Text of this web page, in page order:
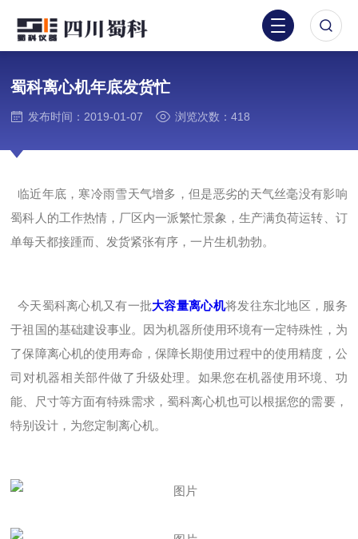
蜀科离心机年底发货忙
发布时间：2019-01-07 浏览次数：418
临近年底，寒冷雨雪天气增多，但是恶劣的天气丝毫没有影响
蜀科人的工作热情，厂区内一派繁忙景象，生产满负荷运转、订
单每天都接踵而、发货紧张有序，一片生机勃勃。
今天蜀科离心机又有一批大容量离心机将发往东北地区，服务
于祖国的基础建设事业。因为机器所使用环境有一定特殊性，为
了保障离心机的使用寿命，保障长期使用过程中的使用精度，公
司对机器相关部件做了升级处理。如果您在机器使用环境、功
能、尺寸等方面有特殊需求，蜀科离心机也可以根据您的需要，
特别设计，为您定制离心机。